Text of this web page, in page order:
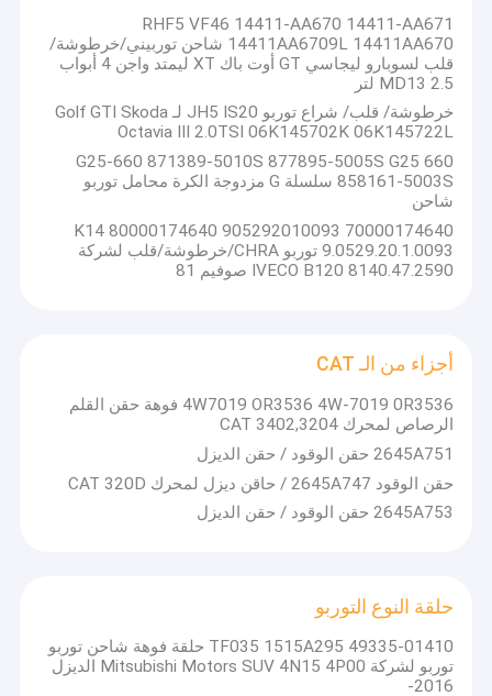
RHF5 VF46 14411-AA670 14411-AA671
14411AA6709L 14411AA670 شاحن توربيني/خرطوشة/
قلب لسوبارو ليجاسي GT أوت باك XT ليمتد واجن 4 أبواب
MD13 2.5 لتر
خرطوشة/ قلب/ شراع توربو JH5 IS20 لـ Golf GTI Skoda
Octavia III 2.0TSI 06K145702K 06K145722L
G25-660 871389-5010S 877895-5005S G25 660
858161-5003S سلسلة G مزدوجة الكرة محامل توربو
شاحن
K14 80000174640 905292010093 70000174640
9.0529.20.1.0093 توربو CHRA/خرطوشة/قلب لشركة
IVECO B120 8140.47.2590 صوفيم 81
أجزاء من الـ CAT
4W7019 OR3536 4W-7019 0R3536 فوهة حقن القلم
الرصاص لمحرك CAT 3402,3204
2645A751 حقن الوقود / حقن الديزل
حقن الوقود 2645A747 / حاقن ديزل لمحرك CAT 320D
2645A753 حقن الوقود / حقن الديزل
حلقة النوع التوربو
TF035 1515A295 49335-01410 حلقة فوهة شاحن توربو
توربو لشركة Mitsubishi Motors SUV 4N15 4P00 الديزل
2016-